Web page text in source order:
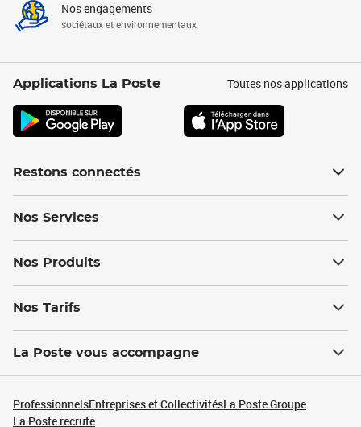
Nos engagements
sociétaux et environnementaux
Applications La Poste Toutes nos applications
Restons connectés
Nos Services
Nos Produits
Nos Tarifs
La Poste vous accompagne
ProfessionnelsEntreprises et CollectivitésLa Poste Groupe
La Poste recrute